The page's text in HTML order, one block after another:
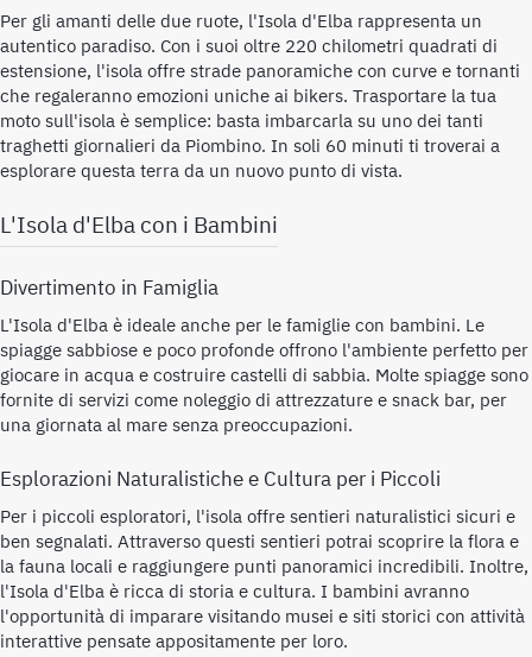
Per gli amanti delle due ruote, l'Isola d'Elba rappresenta un
autentico paradiso. Con i suoi oltre 220 chilometri quadrati di
estensione, l'isola offre strade panoramiche con curve e tornanti
che regaleranno emozioni uniche ai bikers. Trasportare la tua
moto sull'isola è semplice: basta imbarcarla su uno dei tanti
traghetti giornalieri da Piombino. In soli 60 minuti ti troverai a
esplorare questa terra da un nuovo punto di vista.
L'Isola d'Elba con i Bambini
Divertimento in Famiglia
L'Isola d'Elba è ideale anche per le famiglie con bambini. Le
spiagge sabbiose e poco profonde offrono l'ambiente perfetto per
giocare in acqua e costruire castelli di sabbia. Molte spiagge sono
fornite di servizi come noleggio di attrezzature e snack bar, per
una giornata al mare senza preoccupazioni.
Esplorazioni Naturalistiche e Cultura per i Piccoli
Per i piccoli esploratori, l'isola offre sentieri naturalistici sicuri e
ben segnalati. Attraverso questi sentieri potrai scoprire la flora e
la fauna locali e raggiungere punti panoramici incredibili. Inoltre,
l'Isola d'Elba è ricca di storia e cultura. I bambini avranno
l'opportunità di imparare visitando musei e siti storici con attività
interattive pensate appositamente per loro.